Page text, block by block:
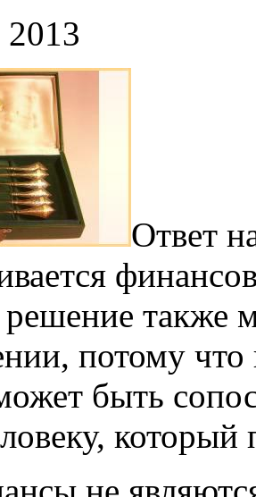
Ответ
также
потому что
быть
который